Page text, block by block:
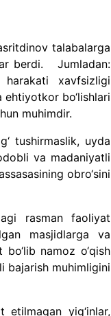
talabalarga
berdi. Jumladan:
xavfsizligi
bo‘lishlari
muhimdir.
tushirmaslik, uyda
va madaniyatli
obro‘sini
rasman faoliyat
masjidlarga va
namoz o‘qish
bajarish muhimligini
yig‘inlar,